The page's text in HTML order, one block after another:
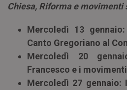
Chiesa, Riforma e
Mercoledì 13
Canto Gregoriano al
Mercoledì 20
Francesco e i
Mercoledì 27